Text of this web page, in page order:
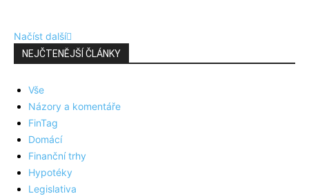
Načíst další
NEJČTENĚJŠÍ ČLÁNKY
Vše
Názory a komentáře
FinTag
Domácí
Finanční trhy
Hypotéky
Legislativa